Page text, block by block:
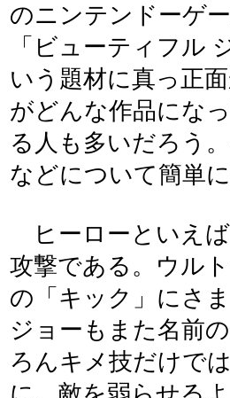
のニンテンドーゲ
「ビューティフル
いう題材に真っ正
がどんな作品にな
る人も多いだろう
などについて簡単に
ヒーローといえ
攻撃である。ウル
の「キック」にさ
ジョーもまた名前
ろんキメ技だけで